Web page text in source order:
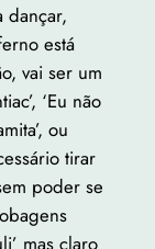
dançar,
está
vai ser um
‘Eu não
ou
tirar
poder se
mas claro